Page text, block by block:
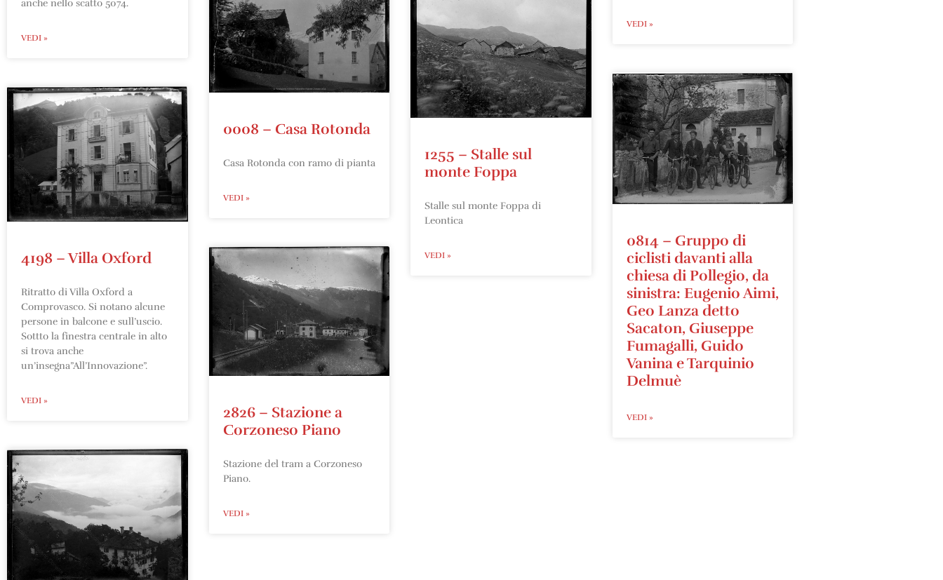
anche nello scatto 5074.
VEDI »
VEDI »
4198 – Villa Oxford
Ritratto di Villa Oxford a
Comprovasco. Si notano alcune
persone in balcone e sull’uscio.
Sottto la finestra centrale in alto
si trova anche
un’insegna”All’Innovazione”.
VEDI »
0008 – Casa Rotonda
Casa Rotonda con ramo di pianta
VEDI »
1255 – Stalle sul
monte Foppa
Stalle sul monte Foppa di
Leontica
VEDI »
0814 – Gruppo di
ciclisti davanti alla
chiesa di Pollegio, da
sinistra: Eugenio Aimi,
Geo Lanza detto
Sacaton, Giuseppe
Fumagalli, Guido
Vanina e Tarquinio
Delmuè
VEDI »
2826 – Stazione a
Corzoneso Piano
Stazione del tram a Corzoneso
Piano.
VEDI »